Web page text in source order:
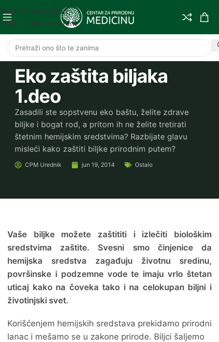
Skip to navigation
Skip to main content
Eko zaštita biljaka
1.deo
Zasadili ste sopstvenu eko baštu, želite zdrave
biljke i bogat rod, a pritom ih ne želite tretirati
štetnim hemijskim sredstvima? Razbijate glavu
misleći kako zaštiti biljke prirodnim putem?
CPM Urednik jun 19, 2014 Ostalo
Vaše biljke možete zaštititi i izlečiti biološkim
sredstvima zaštite. Svesni smo činjenice da
hemijska sredstva zagađuju životnu sredinu,
površinske i podzemne vode te imaju vrlo štetan
uticaj kako na čoveka tako i na celokupan biljni i
životinjski svet.
Korišćenjem hemijskih sredstava prekidamo prirodni
lanac i mešamo se u zakone prirode. Biljci šaljemo